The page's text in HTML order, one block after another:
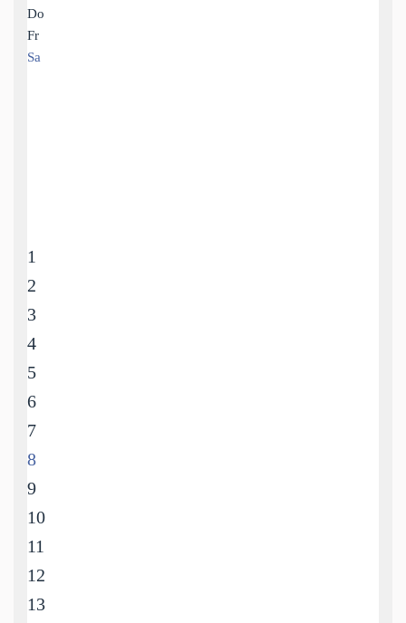
Do
Fr
Sa
1
2
3
4
5
6
7
8
9
10
11
12
13